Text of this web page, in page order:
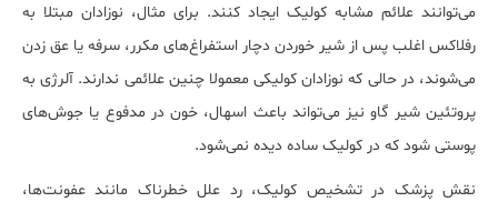
می‌توانند علائم مشابه کولیک ایجاد کنند. برای مثال، نوزادان مبتلا به
رفلاکس اغلب پس از شیر خوردن دچار استفراغ‌های مکرر، سرفه یا عق زدن
می‌شوند، در حالی که نوزادان کولیکی معمولا چنین علائمی ندارند. آلرژی به
پروتئین شیر گاو نیز می‌تواند باعث اسهال، خون در مدفوع یا جوش‌های
پوستی شود که در کولیک ساده دیده نمی‌شود.
نقش پزشک در تشخیص کولیک، رد علل خطرناک مانند عفونت‌ها،